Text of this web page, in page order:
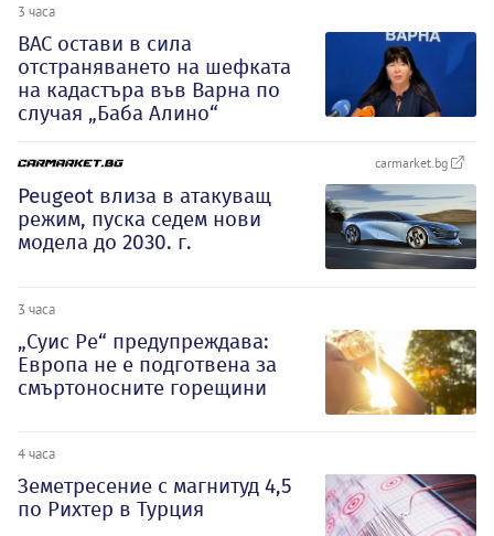
3 часа
ВАС остави в сила
отстраняването на шефката
на кадастъра във Варна по
случая „Баба Алино“
carmarket.bg
Peugeot влиза в атакуващ
режим, пуска седем нови
модела до 2030. г.
3 часа
„Суис Ре“ предупреждава:
Европа не е подготвена за
смъртоносните горещини
4 часа
Земетресение с магнитуд 4,5
по Рихтер в Турция